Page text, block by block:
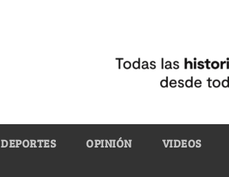
DEPORTES OPINIÓN VIDEOS